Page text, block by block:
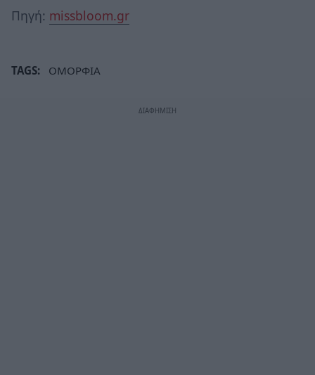
Πηγή: missbloom.gr
TAGS: ΟΜΟΡΦΙΑ